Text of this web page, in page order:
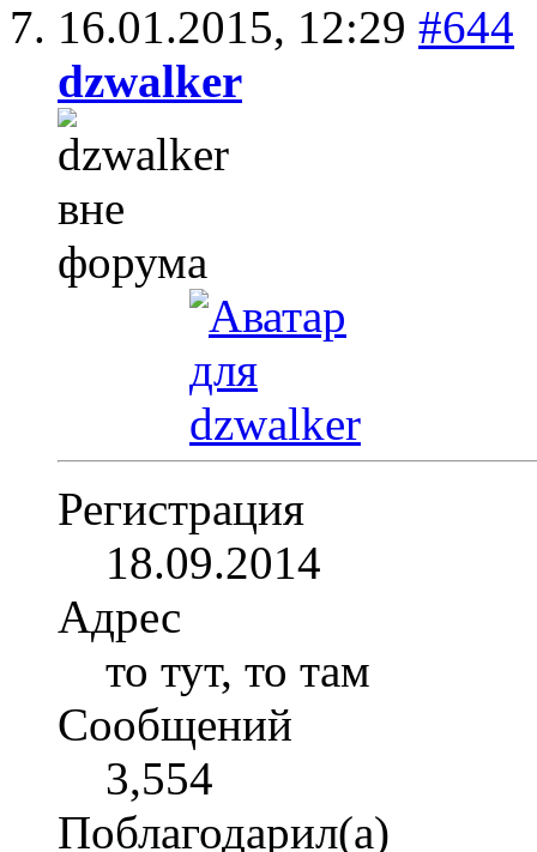
16.01.2015, 12:29 #644
dzwalker
Регистрация
18.09.2014
Адрес
то тут, то там
Сообщений
3,554
Поблагодарил(а)